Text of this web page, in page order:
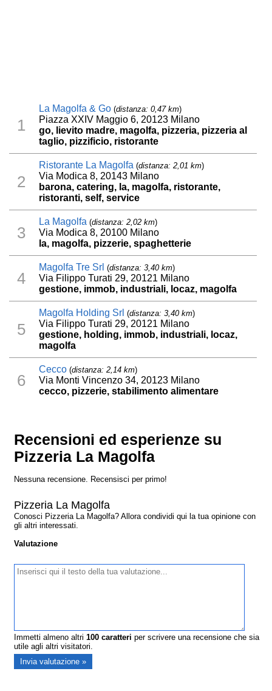
1
La Magolfa & Go (distanza: 0,47 km)
Piazza XXIV Maggio 6, 20123 Milano
go, lievito madre, magolfa, pizzeria, pizzeria al
taglio, pizzificio, ristorante
2
Ristorante La Magolfa (distanza: 2,01 km)
Via Modica 8, 20143 Milano
barona, catering, la, magolfa, ristorante,
ristoranti, self, service
3
La Magolfa (distanza: 2,02 km)
Via Modica 8, 20100 Milano
la, magolfa, pizzerie, spaghetterie
4
Magolfa Tre Srl (distanza: 3,40 km)
Via Filippo Turati 29, 20121 Milano
gestione, immob, industriali, locaz, magolfa
5
Magolfa Holding Srl (distanza: 3,40 km)
Via Filippo Turati 29, 20121 Milano
gestione, holding, immob, industriali, locaz,
magolfa
6
Cecco (distanza: 2,14 km)
Via Monti Vincenzo 34, 20123 Milano
cecco, pizzerie, stabilimento alimentare
Recensioni ed esperienze su
Pizzeria La Magolfa
Nessuna recensione. Recensisci per primo!
Pizzeria La Magolfa
Conosci Pizzeria La Magolfa? Allora condividi qui la tua opinione con
gli altri interessati.
Valutazione
Immetti almeno altri100 caratteri per scrivere una recensione che sia
utile agli altri visitatori.